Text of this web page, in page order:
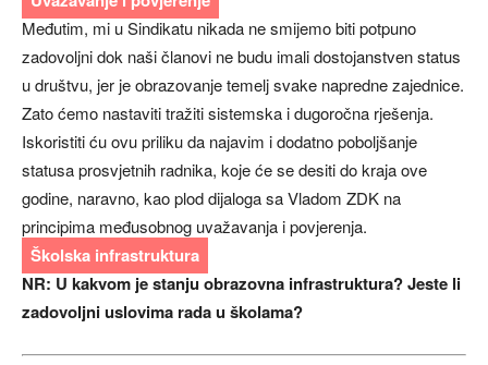
Međutim, mi u Sindikatu nikada ne smijemo biti potpuno
zadovoljni dok naši članovi ne budu imali dostojanstven status
u društvu, jer je obrazovanje temelj svake napredne zajednice.
Zato ćemo nastaviti tražiti sistemska i dugoročna rješenja.
Iskoristiti ću ovu priliku da najavim i dodatno poboljšanje
statusa prosvjetnih radnika, koje će se desiti do kraja ove
godine, naravno, kao plod dijaloga sa Vladom ZDK na
principima međusobnog uvažavanja i povjerenja.
Školska infrastruktura
NR: U kakvom je stanju obrazovna infrastruktura? Jeste li
zadovoljni uslovima rada u školama?